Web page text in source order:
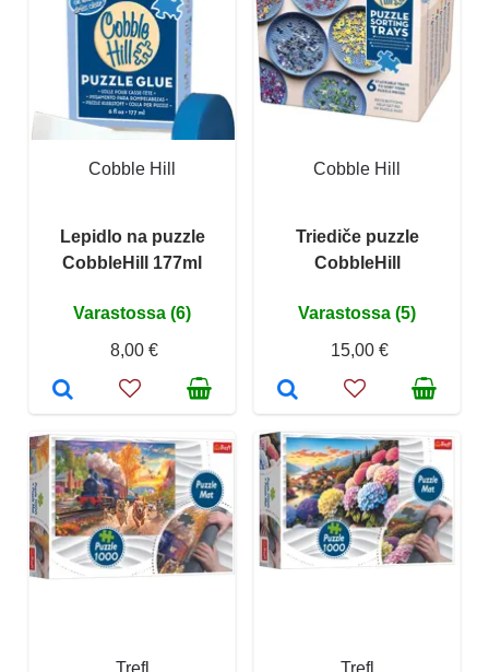
Cobble Hill
Lepidlo na puzzle
CobbleHill 177ml
Varastossa (6)
8,00 €
Cobble Hill
Triediče puzzle
CobbleHill
Varastossa (5)
15,00 €
Trefl Trefl